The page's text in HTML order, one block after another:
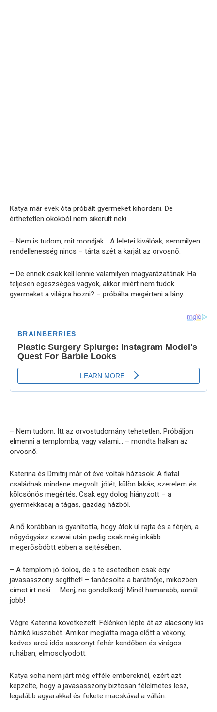
Katya már évek óta próbált gyermeket kihordani. De
érthetetlen okokból nem sikerült neki.
– Nem is tudom, mit mondjak… A leletei kiválóak, semmilyen
rendellenesség nincs – tárta szét a karját az orvosnő.
– De ennek csak kell lennie valamilyen magyarázatának. Ha
teljesen egészséges vagyok, akkor miért nem tudok
gyermeket a világra hozni? – próbálta megérteni a lány.
– Nem tudom. Itt az orvostudomány tehetetlen. Próbáljon
elmenni a templomba, vagy valami… – mondta halkan az
orvosnő.
Katerina és Dmitrij már öt éve voltak házasok. A fiatal
családnak mindene megvolt: jólét, külön lakás, szerelem és
kölcsönös megértés. Csak egy dolog hiányzott – a
gyermekkacaj a tágas, gazdag házból.
A nő korábban is gyanította, hogy átok ül rajta és a férjén, a
nőgyógyász szavai után pedig csak még inkább
megerősödött ebben a sejtésében.
– A templom jó dolog, de a te esetedben csak egy
javasasszony segíthet! – tanácsolta a barátnője, miközben
címet írt neki. – Menj, ne gondolkodj! Minél hamarabb, annál
jobb!
Végre Katerina következett. Félénken lépte át az alacsony kis
házikó küszöbét. Amikor meglátta maga előtt a vékony,
kedves arcú idős asszonyt fehér kendőben és virágos
ruhában, elmosolyodott.
Katya soha nem járt még efféle embereknél, ezért azt
képzelte, hogy a javasasszony biztosan félelmetes lesz,
legalább agyarakkal és fekete macskával a vállán.